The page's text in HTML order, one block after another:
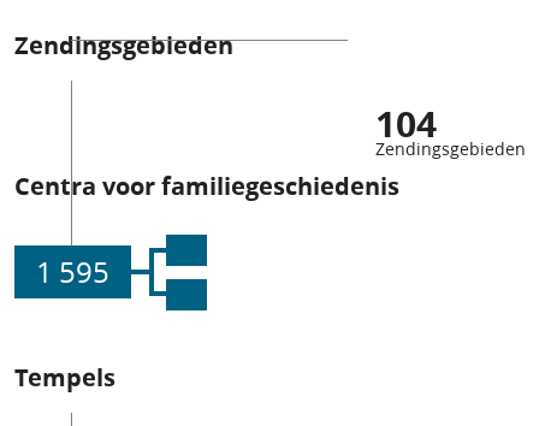
Zendingsgebieden
104
Zendingsgebieden
Centra voor familiegeschiedenis
1 595
Tempels